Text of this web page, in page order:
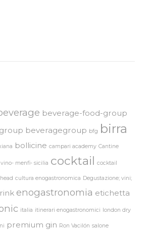
beverage-food-group
beveragegroup bfg birra
bollicine campari academy Cantine
menfi- sicilia cocktail cocktail
cultura enogastronomica Degustazione; vini;
enogastronomia etichetta
italia itinerari enogastronomici london dry
premium gin Ron Vacilón salone